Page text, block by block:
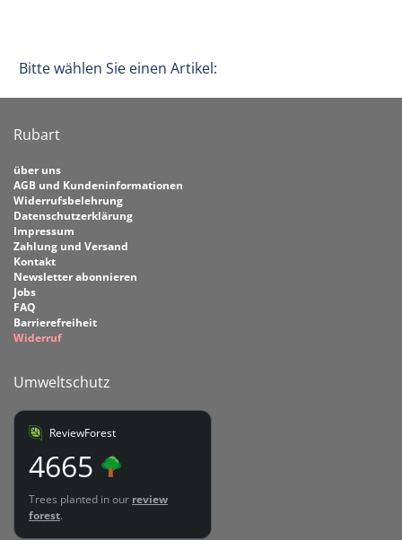
Bitte wählen Sie einen Artikel:
Rubart
über uns
AGB und Kundeninformationen
Widerrufsbelehrung
Datenschutzerklärung
Impressum
Zahlung und Versand
Kontakt
Newsletter abonnieren
Jobs
FAQ
Barrierefreiheit
Widerruf
Umweltschutz
ReviewForest
4665
Trees planted in our review
forest.